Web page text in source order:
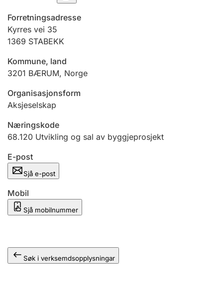
Tinglysing
Jeger
Ektepaktrettleiaren
Andre tema
Forretningsadresse
Kyrres vei 35
1369 STABEKK
Kommune, land
3201 BÆRUM, Norge
Organisasjonsform
Aksjeselskap
Næringskode
68.120 Utvikling og sal av byggjeprosjekt
E-post
Sjå e-post
Mobil
Sjå mobilnummer
Søk i verksemdsopplysningar